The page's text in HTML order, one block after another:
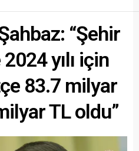
“Şehir
yılı için
83.7 milyar
TL oldu”